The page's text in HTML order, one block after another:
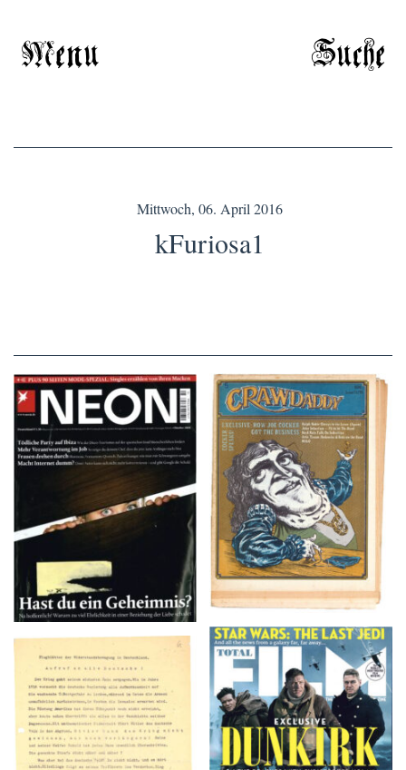
Menu Suche
Mittwoch, 06. April 2016
kFuriosa1
NEON – OKTOBER
2008
Crawdaddy – June/11/72
TOTAL FILM #260 –
SUMMER 2017
Flugblätter der Weissen
Rose – V, Januar 1943